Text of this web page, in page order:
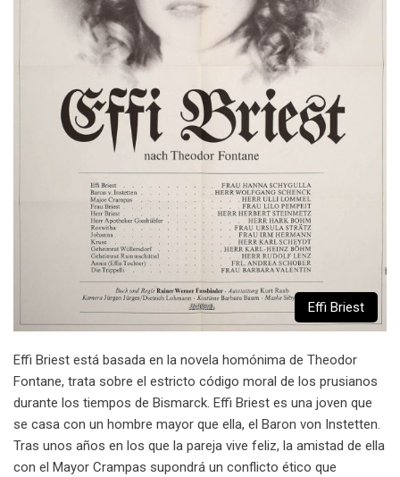
Effi Briest
Effi Briest está basada en la novela homónima de Theodor
Fontane, trata sobre el estricto código moral de los prusianos
durante los tiempos de Bismarck. Effi Briest es una joven que
se casa con un hombre mayor que ella, el Baron von Instetten.
Tras unos años en los que la pareja vive feliz, la amistad de ella
con el Mayor Crampas supondrá un conflicto ético que